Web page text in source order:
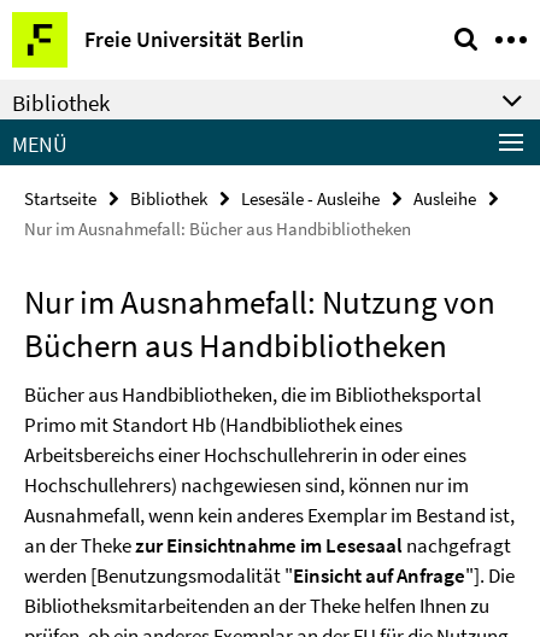
Springe
direkt
zu
Inhalt
Freie Universität Berlin
Service-
Navigation
Bibliothek
MENÜ
Startseite Bibliothek Lesesäle - Ausleihe
Ausleihe
Nur im Ausnahmefall: Bücher aus Handbibliotheken
Nur im Ausnahmefall: Nutzung von
Büchern aus Handbibliotheken
Bücher aus Handbibliotheken, die im Bibliotheksportal
Primo mit Standort Hb (Handbibliothek eines
Arbeitsbereichs einer Hochschullehrerin in oder eines
Hochschullehrers) nachgewiesen sind, können nur im
Ausnahmefall, wenn kein anderes Exemplar im Bestand ist,
an der Thekezur Einsichtnahme im Lesesaalnachgefragt
werden [Benutzungsmodalität "Einsicht auf Anfrage"]. Die
Bibliotheksmitarbeitenden an der Theke helfen Ihnen zu